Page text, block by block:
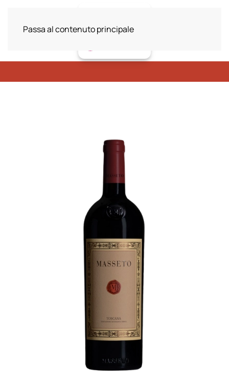
Passa al contenuto principale